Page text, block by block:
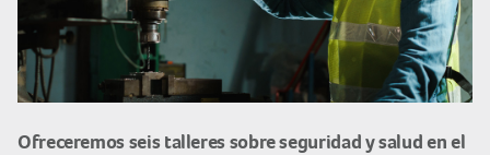
Ofreceremos seis talleres sobre seguridad y salud en el